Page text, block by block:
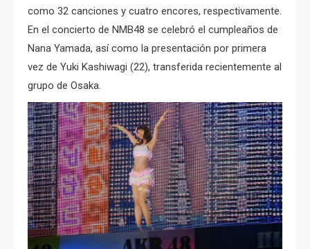
como 32 canciones y cuatro encores, respectivamente.
En el concierto de NMB48 se celebró el cumpleaños de
Nana Yamada, así como la presentación por primera
vez de Yuki Kashiwagi (22), transferida recientemente al
grupo de Osaka.